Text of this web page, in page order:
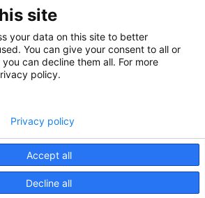
sécurité
pour s'assurer que
possible sur
fonctionnels
du site web et
utilise également
cookies de médias
la publicité et le
différents types de
ne souhaitez pas
des cookies
site
your data on this site to better
You can give your consent to all or
can decline them all. For more
policy.
Accept all
Decline all
Privacy policy